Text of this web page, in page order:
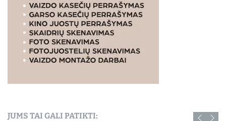
JUMS TAI GALI PATIKTI: